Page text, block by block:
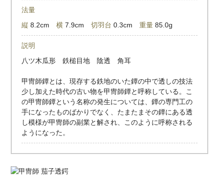
法量
縦 8.2cm横 7.9cm切羽台 0.3cm重量 85.0g
説明
八ツ木瓜形 鉄槌目地 陰透 角耳
甲冑師鐔とは、現存する鉄地のいた鐔の中で透しの技法
少し加えた時代の古い物を甲冑師鐔と呼称している。こ
の甲冑師鐔という名称の発生については、鐔の専門工の
手になったものばかりでなく、たまたまその鐔にある透
し模様が甲冑師の副業と解され、このように呼称される
ようになった。